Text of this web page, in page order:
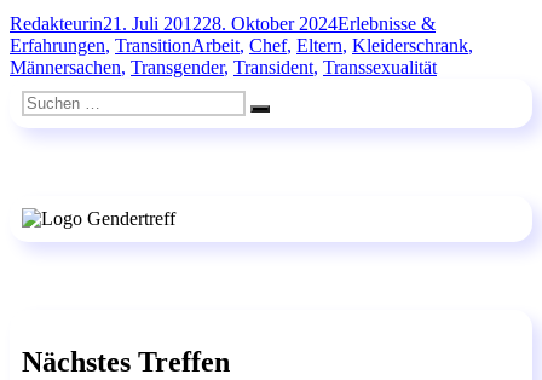
Autor
RedakteurinVeröffentlicht
am
21. Juli 201228. Oktober 2024Kategorien
Erlebnisse &
Erfahrungen, TransitionSchlagwörter
Arbeit, Chef, Eltern, Kleiderschrank,
Männersachen, Transgender, Transident, Transsexualität
Suchen
nach:
Suchen
Nächstes Treffen